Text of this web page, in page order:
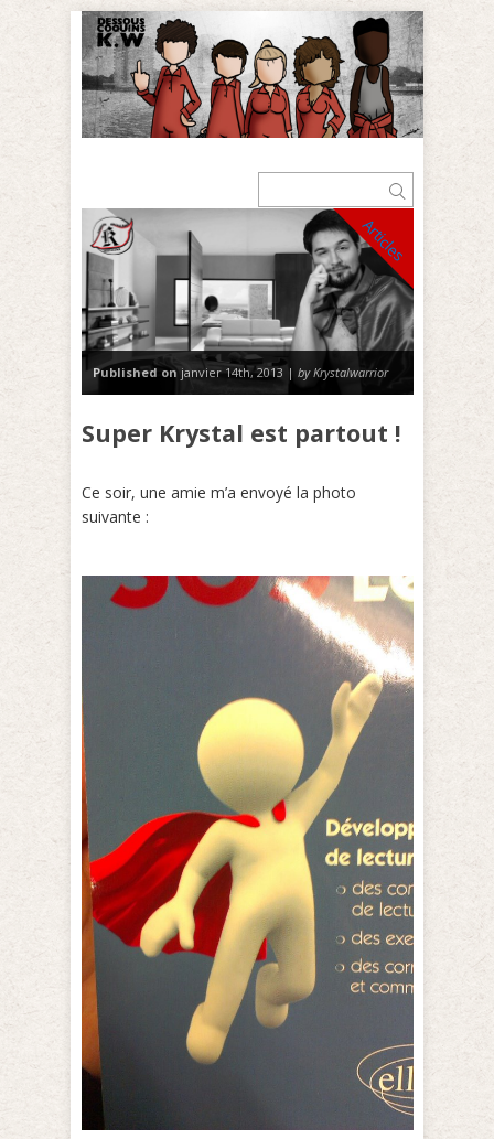
Articles
Published onjanvier 14th, 2013 | by Krystalwarrior
Super Krystal est partout !
Ce soir, une amie m’a envoyé la photo
suivante :